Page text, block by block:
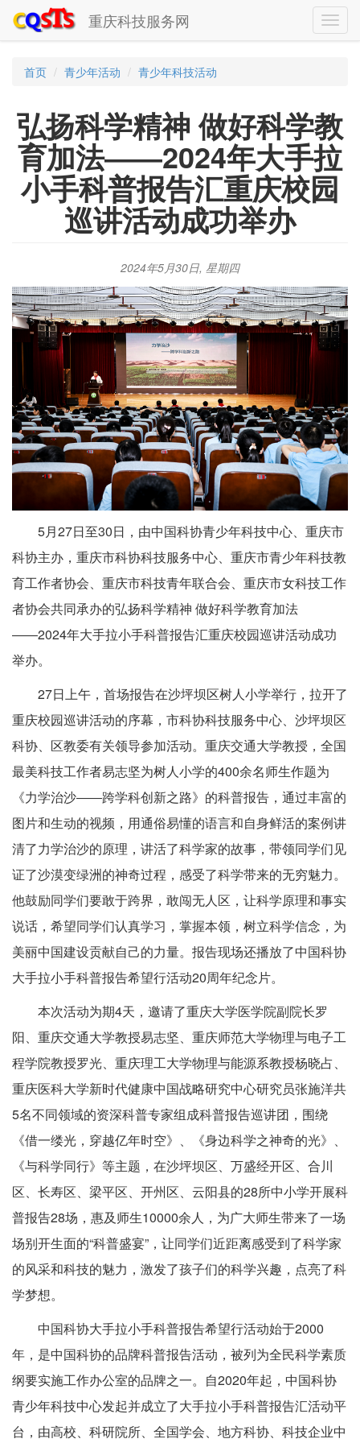
重庆科技服务网
首页 青少年活动 青少年科技活动
弘扬科学精神 做好科学教
育加法――2024年大手拉
小手科普报告汇重庆校园
巡讲活动成功举办
2024年5月30日, 星期四
5月27日至30日，由中国科协青少年科技中心、重庆市
科协主办，重庆市科协科技服务中心、重庆市青少年科技教
育工作者协会、重庆市科技青年联合会、重庆市女科技工作
者协会共同承办的弘扬科学精神 做好科学教育加法
――2024年大手拉小手科普报告汇重庆校园巡讲活动成功
举办。
27日上午，首场报告在沙坪坝区树人小学举行，拉开了
重庆校园巡讲活动的序幕，市科协科技服务中心、沙坪坝区
科协、区教委有关领导参加活动。重庆交通大学教授，全国
最美科技工作者易志坚为树人小学的400余名师生作题为
《力学治沙――跨学科创新之路》的科普报告，通过丰富的
图片和生动的视频，用通俗易懂的语言和自身鲜活的案例讲
清了力学治沙的原理，讲活了科学家的故事，带领同学们见
证了沙漠变绿洲的神奇过程，感受了科学带来的无穷魅力。
他鼓励同学们要敢于跨界，敢闯无人区，让科学原理和事实
说话，希望同学们认真学习，掌握本领，树立科学信念，为
美丽中国建设贡献自己的力量。报告现场还播放了中国科协
大手拉小手科普报告希望行活动20周年纪念片。
本次活动为期4天，邀请了重庆大学医学院副院长罗
阳、重庆交通大学教授易志坚、重庆师范大学物理与电子工
程学院教授罗光、重庆理工大学物理与能源系教授杨晓占、
重庆医科大学新时代健康中国战略研究中心研究员张施洋共
5名不同领域的资深科普专家组成科普报告巡讲团，围绕
《借一缕光，穿越亿年时空》、《身边科学之神奇的光》、
《与科学同行》等主题，在沙坪坝区、万盛经开区、合川
区、长寿区、梁平区、开州区、云阳县的28所中小学开展科
普报告28场，惠及师生10000余人，为广大师生带来了一场
场别开生面的“科普盛宴”，让同学们近距离感受到了科学家
的风采和科技的魅力，激发了孩子们的科学兴趣，点亮了科
学梦想。
中国科协大手拉小手科普报告希望行活动始于2000
年，是中国科协的品牌科普报告活动，被列为全民科学素质
纲要实施工作办公室的品牌之一。自2020年起，中国科协
青少年科技中心发起并成立了大手拉小手科普报告汇活动平
台，由高校、科研院所、全国学会、地方科协、科技企业中